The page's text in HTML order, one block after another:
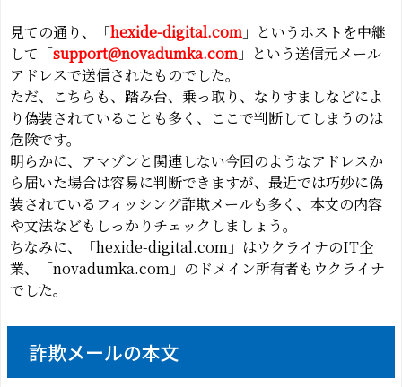
見ての通り、「hexide-digital.com 」というホストを中継
して「support@novadumka.com 」という送信元メール
アドレスで送信されたものでした。
ただ、こちらも、踏み台、乗っ取り、なりすましなどによ
り偽装されていることも多く、ここで判断してしまうのは
危険です。
明らかに、アマゾンと関連しない今回のようなアドレスか
ら届いた場合は容易に判断できますが、最近では巧妙に偽
装されているフィッシング詐欺メールも多く、本文の内容
や文法などもしっかりチェックしましょう。
ちなみに、「hexide-digital.com」はウクライナのIT企
業、「novadumka.com」のドメイン所有者もウクライナ
でした。
詐欺メールの本文